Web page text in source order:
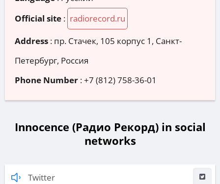
Official site : radiorecord.ru
Address : пр. Стачек, 105 корпус 1, Санкт-
Петербург, Россия
Phone Number :+7 (812) 758-36-01
Innocence (Радио Рекорд) in social
networks
Twitter